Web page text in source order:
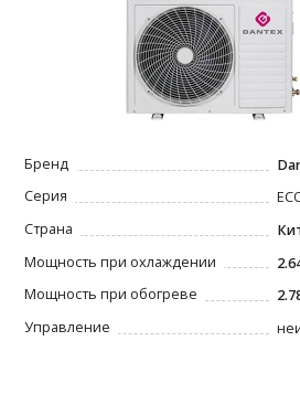
Бренд
Серия
Страна
Мощность при охлаждении
Мощность при обогреве
Управление